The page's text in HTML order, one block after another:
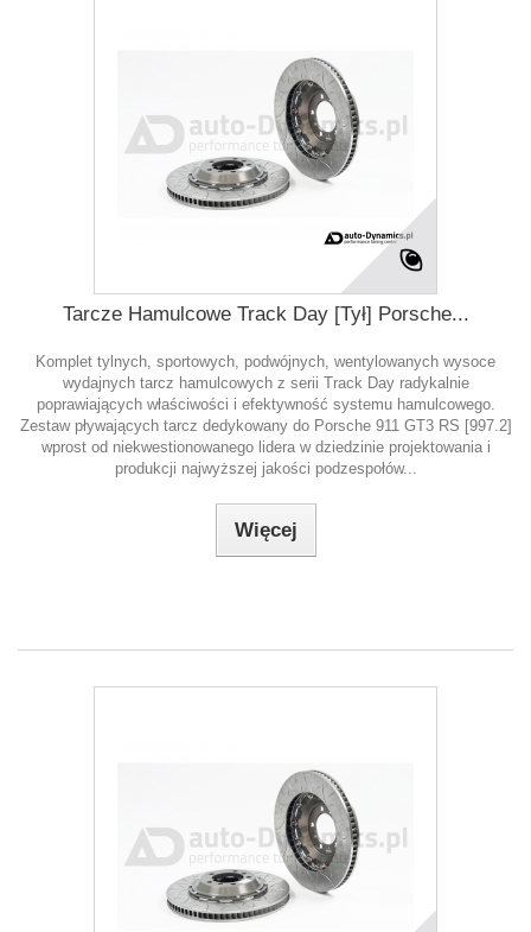
Tarcze Hamulcowe Track Day [Tył] Porsche...
Komplet tylnych, sportowych, podwójnych, wentylowanych wysoce
wydajnych tarcz hamulcowych z serii Track Day radykalnie
poprawiających właściwości i efektywność systemu hamulcowego.
Zestaw pływających tarcz dedykowany do Porsche 911 GT3 RS [997.2]
wprost od niekwestionowanego lidera w dziedzinie projektowania i
produkcji najwyższej jakości podzespołów...
Więcej